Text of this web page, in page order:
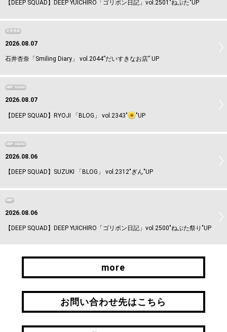
【DEEP SQUAD】DEEP YUICHIRO「ゴリポン日記」vol.2501"ねぷた"UP
石井杏奈
2026.08.07
石井杏奈「Smiling Diary」 vol.2044”だいすきなお店” UP
DEEP SQUAD
2026.08.07
【DEEP SQUAD】RYOJI 「BLOG」 vol.2343" "UP
DEEP SQUAD
2026.08.06
【DEEP SQUAD】SUZUKI 「BLOG」 vol.2312"ぎん"UP
DEEP
2026.08.06
【DEEP SQUAD】DEEP YUICHIRO「ゴリポン日記」vol.2500"ねぶた祭り"UP
more
more
お問い合わせ先はこちら
お問い合わせ先はこちら
引継ぎはこちら